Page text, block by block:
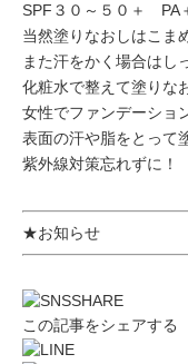
SPF３０～５０＋ PA
当然塗りなおしはこま
また汗をかく場合はし
化粧水で整えて塗りな
女性でファンデーショ
表面の汗や脂をとって
紫外線対策忘れずに！
★お知らせ
この記事をシェアする